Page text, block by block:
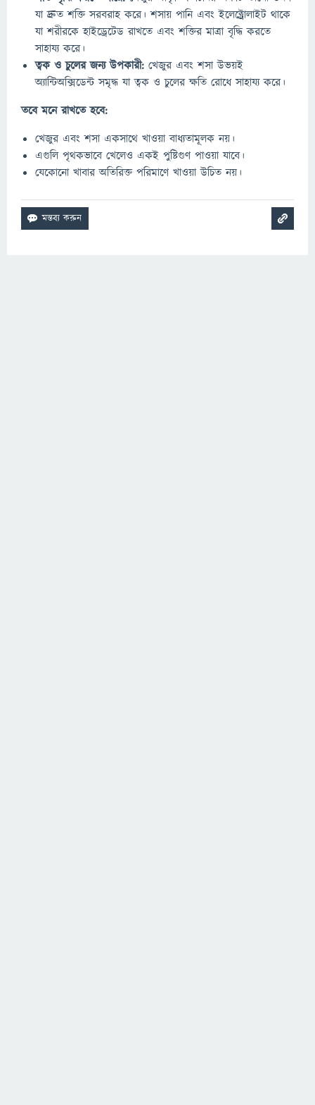
যা দ্রুত শক্তি সরবরাহ করে। শসায় পানি এবং ইলেক্ট্রোলাইট থাকে
যা শরীরকে হাইড্রেটেড রাখতে এবং শক্তির মাত্রা বৃদ্ধি করতে
সাহায্য করে।
ত্বক ও চুলের জন্য উপকারী: খেজুর এবং শসা উভয়ই
অ্যান্টিঅক্সিডেন্ট সমৃদ্ধ যা ত্বক ও চুলের ক্ষতি রোধে সাহায্য করে।
তবে মনে রাখতে হবে:
খেজুর এবং শসা একসাথে খাওয়া বাধ্যতামূলক নয়।
এগুলি পৃথকভাবে খেলেও একই পুষ্টিগুণ পাওয়া যাবে।
যেকোনো খাবার অতিরিক্ত পরিমাণে খাওয়া উচিত নয়।